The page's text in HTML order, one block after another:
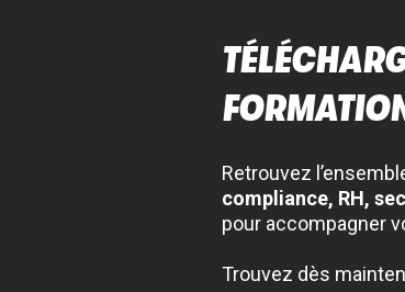
Retrouvez
compliance, RH,
pour accompagner
Trouvez dès